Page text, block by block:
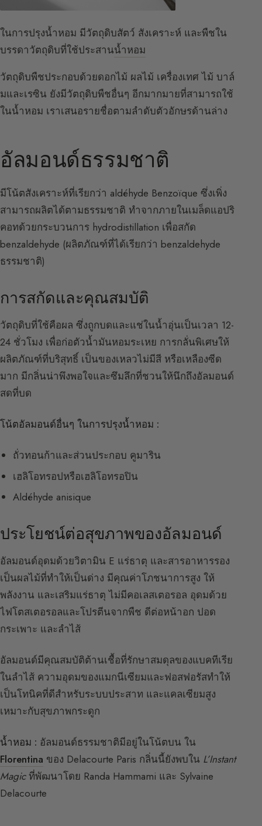
ในการปรุงน้ำหอม มีวัตถุดิบสัตว์ สังเคราะห์ และพืชใน
บรรดาวัตถุดิบที่ใช้ประสานน้ำหอม
วัตถุดิบพืชประกอบด้วยดอกไม้ ผลไม้ เครื่องเทศ ไม้ บาล์
มและเรซิน ยังมีวัตถุดิบพืชอื่นๆ อีกมากมายที่สามารถใช้
ในน้ำหอม เราเสนอรายชื่อตามลำดับตัวอักษรด้านล่าง
อัลมอนด์ธรรมชาติ
มีโน้ตสังเคราะห์ที่เรียกว่า aldéhyde Benzoïque ซึ่งเพิ่ง
สามารถผลิตได้ตามธรรมชาติ ทำจากภายในเมล็ดแอปริ
คอทด้วยกระบวนการ hydrodistillation เพื่อสกัด
benzaldehyde (ผลิตภัณฑ์ที่ได้เรียกว่า benzaldehyde
ธรรมชาติ)
การสกัดและคุณสมบัติ
วัตถุดิบที่ใช้คือผล ซึ่งถูกบดและแช่ในน้ำอุ่นเป็นเวลา 12-
24 ชั่วโมง เพื่อก่อตัวน้ำมันหอมระเหย การกลั่นพิเศษให้
ผลิตภัณฑ์ที่บริสุทธิ์ เป็นของเหลวไม่มีสี หรือเหลืองซีด
มาก มีกลิ่นน่าพึงพอใจและซึมลึกที่ชวนให้นึกถึงอัลมอนด์
สดที่บด
โน้ตอัลมอนด์อื่นๆ ในการปรุงน้ำหอม :
ถั่วทอนก้าและส่วนประกอบ คูมาริน
เฮลิโอทรอปหรือเฮลิโอทรอปิน
Aldéhyde anisique
ประโยชน์ต่อสุขภาพของอัลมอนด์
อัลมอนด์อุดมด้วยวิตามิน E แร่ธาตุ และสารอาหารรอง
เป็นผลไม้ที่ทำให้เป็นด่าง มีคุณค่าโภชนาการสูง ให้
พลังงาน และเสริมแร่ธาตุ ไม่มีคอเลสเตอรอล อุดมด้วย
ไฟโตสเตอรอลและโปรตีนจากพืช ดีต่อหน้าอก ปอด
กระเพาะ และลำไส้
อัลมอนด์มีคุณสมบัติต้านเชื้อที่รักษาสมดุลของแบคทีเรีย
ในลำไส้ ความอุดมของแมกนีเซียมและฟอสฟอรัสทำให้
เป็นโทนิคที่ดีสำหรับระบบประสาท และแคลเซียมสูง
เหมาะกับสุขภาพกระดูก
น้ำหอม : อัลมอนด์ธรรมชาติมีอยู่ในโน้ตบน ใน
Florentina ของ Delacourte Paris กลิ่นนี้ยังพบใน L’Instant
Magicที่พัฒนาโดย Randa Hammami และ Sylvaine
Delacourte